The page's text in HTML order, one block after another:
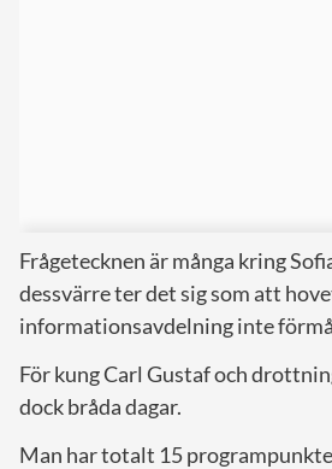
Frågetecknen är många kring
dessvärre ter det sig som att
informationsavdelning inte
För kung Carl Gustaf och
dock bråda dagar.
Man har totalt 15